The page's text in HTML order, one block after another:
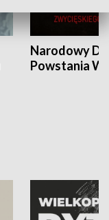
Narodowy
Powstania